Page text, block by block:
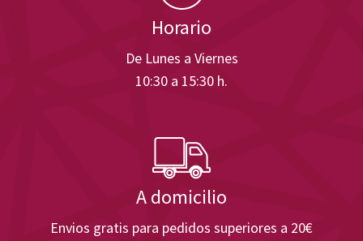
Horario
De Lunes a Viernes
10:30 a 15:30 h.
A domicilio
Envios gratis para pedidos superiores a 20€